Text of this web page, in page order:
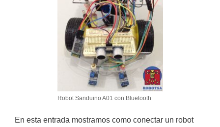
Robot Sanduino A01 con Bluetooth
En esta entrada mostramos como conectar un robot